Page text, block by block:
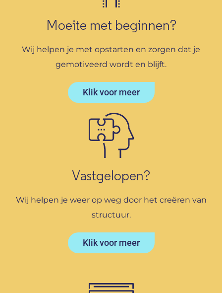
Moeite met beginnen?
Wij helpen je met opstarten en zorgen dat je
gemotiveerd wordt en blijft.
Klik voor meer
Vastgelopen?
Wij helpen je weer op weg door het creëren van
structuur.
Klik voor meer